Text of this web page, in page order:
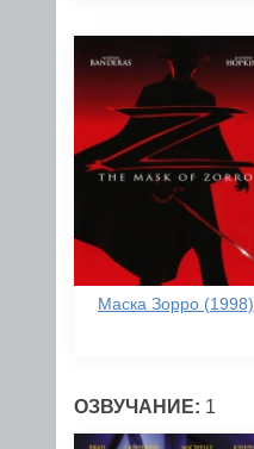
Маска Зорро (1998)
ОЗВУЧАНИЕ: 1